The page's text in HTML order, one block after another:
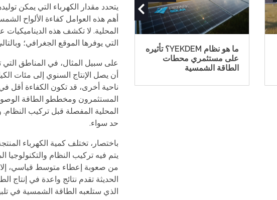
ما هو نظام YEKDEM؟ تأثيره
على مستثمري محطات
الطاقة الشمسية
كم سنة تدوم الألواح
الشمسية؟
يتحدد مقدار الكهرباء التي يمكن
أهم هذه العوامل كفاءة الألواح
المحلية. لا تكشف هذه الديناميكيات
التي يوفرها الموقع الجغرافي؛
على سبيل المثال، في المناطق
أن يصل الإنتاج السنوي إلى مئات
ناحية أخرى، قد تكون الكفاءة أقل
المستثمرون ومخططو الطاقة
المحلية المفصلة قبل تركيب النظام.
حد سواء.
باختصار، تختلف كمية الكهرباء
يتم فيه تركيب النظام
من صعوبة إعطاء متوسط قياسي، إلا
الحديثة تقدم نتائج واعدة في إنتاج
الذي ستلعبه الطاقة الشمسية في